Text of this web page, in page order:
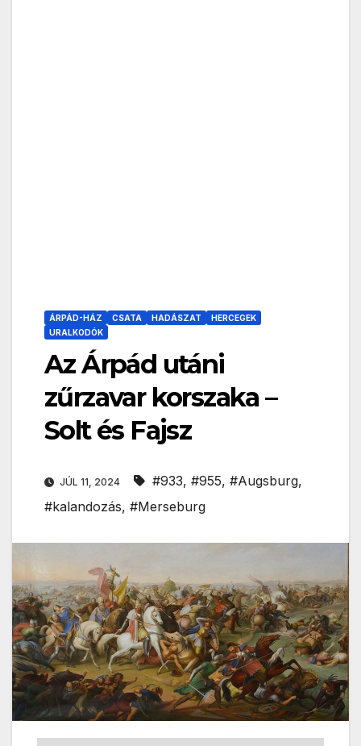
ÁRPÁD-HÁZ CSATA HADÁSZAT
HERCEGEK
URALKODÓK
Az Árpád utáni
zűrzavar korszaka –
Solt és Fajsz
JÚL 11, 2024 #933, #955, #Augsburg,
#kalandozás, #Merseburg